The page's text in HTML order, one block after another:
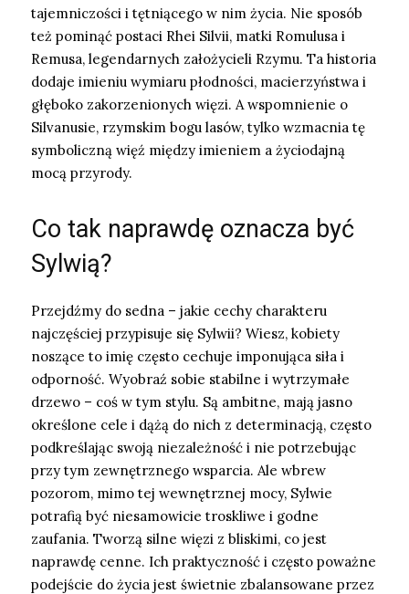
tajemniczości i tętniącego w nim życia. Nie sposób
też pominąć postaci Rhei Silvii, matki Romulusa i
Remusa, legendarnych założycieli Rzymu. Ta historia
dodaje imieniu wymiaru płodności, macierzyństwa i
głęboko zakorzenionych więzi. A wspomnienie o
Silvanusie, rzymskim bogu lasów, tylko wzmacnia tę
symboliczną więź między imieniem a życiodajną
mocą przyrody.
Co tak naprawdę oznacza być
Sylwią?
Przejdźmy do sedna – jakie cechy charakteru
najczęściej przypisuje się Sylwii? Wiesz, kobiety
noszące to imię często cechuje imponująca siła i
odporność. Wyobraź sobie stabilne i wytrzymałe
drzewo – coś w tym stylu. Są ambitne, mają jasno
określone cele i dążą do nich z determinacją, często
podkreślając swoją niezależność i nie potrzebując
przy tym zewnętrznego wsparcia. Ale wbrew
pozorom, mimo tej wewnętrznej mocy, Sylwie
potrafią być niesamowicie troskliwe i godne
zaufania. Tworzą silne więzi z bliskimi, co jest
naprawdę cenne. Ich praktyczność i często poważne
podejście do życia jest świetnie zbalansowane przez